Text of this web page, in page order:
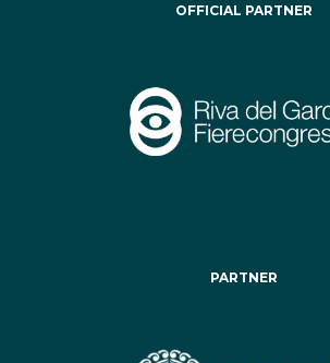
OFFICIAL PARTNER
PARTNER